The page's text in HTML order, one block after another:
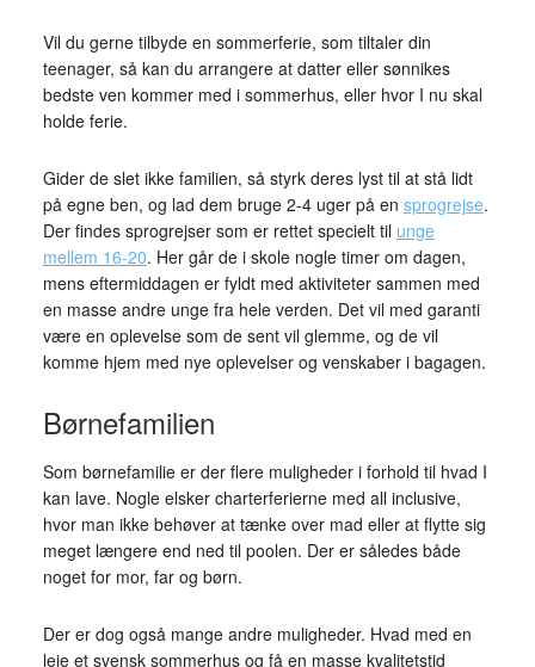
Vil du gerne tilbyde en sommerferie, som tiltaler din
teenager, så kan du arrangere at datter eller sønnikes
bedste ven kommer med i sommerhus, eller hvor I nu skal
holde ferie.
Gider de slet ikke familien, så styrk deres lyst til at stå lidt
på egne ben, og lad dem bruge 2-4 uger på en sprogrejse.
Der findes sprogrejser som er rettet specielt til unge
mellem 16-20. Her går de i skole nogle timer om dagen,
mens eftermiddagen er fyldt med aktiviteter sammen med
en masse andre unge fra hele verden. Det vil med garanti
være en oplevelse som de sent vil glemme, og de vil
komme hjem med nye oplevelser og venskaber i bagagen.
Børnefamilien
Som børnefamilie er der flere muligheder i forhold til hvad I
kan lave. Nogle elsker charterferierne med all inclusive,
hvor man ikke behøver at tænke over mad eller at flytte sig
meget længere end ned til poolen. Der er således både
noget for mor, far og børn.
Der er dog også mange andre muligheder. Hvad med en
leje et svensk sommerhus og få en masse kvalitetstid